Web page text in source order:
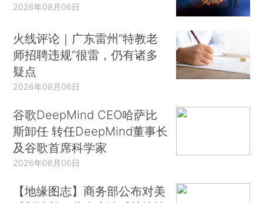
2026年08月06日
火线评论｜广东雷州“特教老
师招聘违规”很雷，仍有诸多
疑点
2026年08月06日
谷歌DeepMind CEO哈萨比
斯卸任 转任DeepMind董事长
及谷歌首席科学家
2026年08月06日
【地缘图志】商务部公布对美